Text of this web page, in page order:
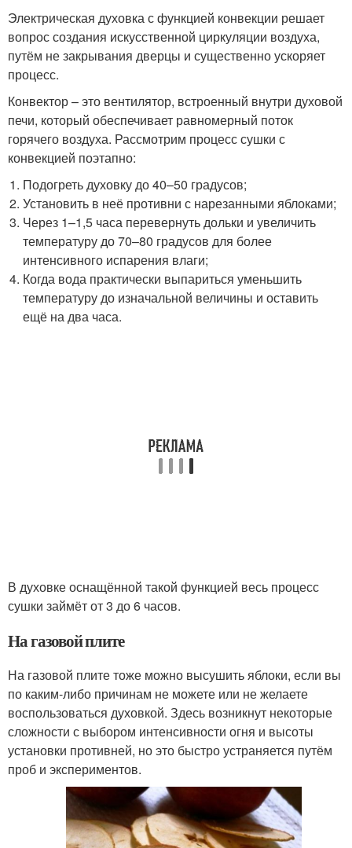
Электрическая духовка с функцией конвекции решает
вопрос создания искусственной циркуляции воздуха,
путём не закрывания дверцы и существенно ускоряет
процесс.
Конвектор – это вентилятор, встроенный внутри духовой
печи, который обеспечивает равномерный поток
горячего воздуха. Рассмотрим процесс сушки с
конвекцией поэтапно:
Подогреть духовку до 40–50 градусов;
Установить в неё противни с нарезанными яблоками;
Через 1–1,5 часа перевернуть дольки и увеличить
температуру до 70–80 градусов для более
интенсивного испарения влаги;
Когда вода практически выпариться уменьшить
температуру до изначальной величины и оставить
ещё на два часа.
В духовке оснащённой такой функцией весь процесс
сушки займёт от 3 до 6 часов.
На газовой плите
На газовой плите тоже можно высушить яблоки, если вы
по каким-либо причинам не можете или не желаете
воспользоваться духовкой. Здесь возникнут некоторые
сложности с выбором интенсивности огня и высоты
установки противней, но это быстро устраняется путём
проб и экспериментов.